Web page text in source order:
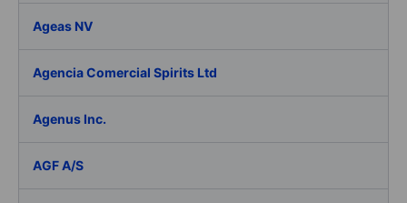
Ageas NV
Agencia Comercial Spirits Ltd
Agenus Inc.
AGF A/S